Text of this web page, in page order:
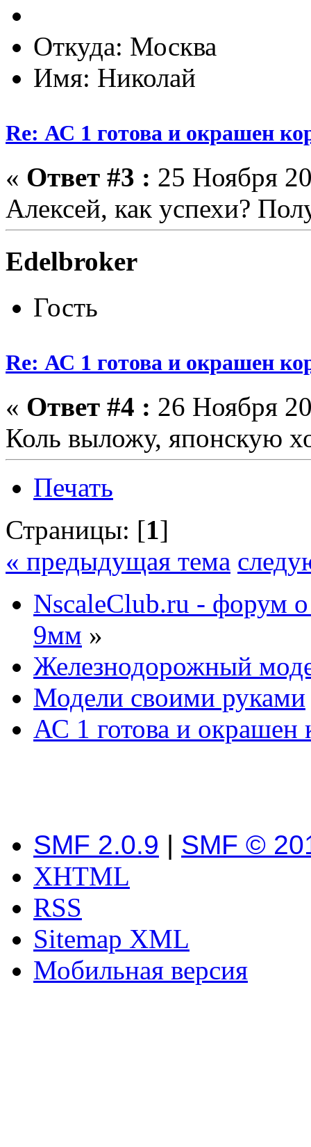
Откуда: Москва
Имя: Николай
Re: АС 1 готова и окрашен
« Ответ #3 : 25 Ноября
Алексей, как успехи?
Edelbroker
Гость
Re: АС 1 готова и окрашен
« Ответ #4 : 26 Ноября
Коль выложу, японскую
Печать
Страницы: [1]
« предыдущая тема
NscaleClub.ru - форум
9мм »
Железнодорожный
Модели своими руками
АС 1 готова и окрашен
SMF 2.0.9 | SMF ©
XHTML
RSS
Sitemap XML
Мобильная версия